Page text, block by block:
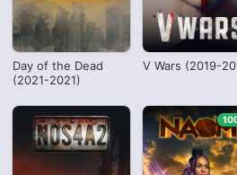
Day of the Dead
(2021-2021)
V Wars (2019-